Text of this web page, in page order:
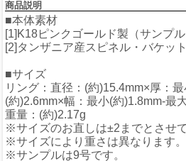
商品説明
■本体素材
[1]K18ピンクゴールド製（サンプル
[2]タンザニア産スピネル・バケッ
■サイズ
リング：直径：(約)15.4mm×厚：
(約)2.6mm×幅：最小(約)1.8mm-最
重量：(約)2.17g
※サイズのお直しは±2までとさせ
※サイズにより重さは異なります。
※サンプルは9号です。